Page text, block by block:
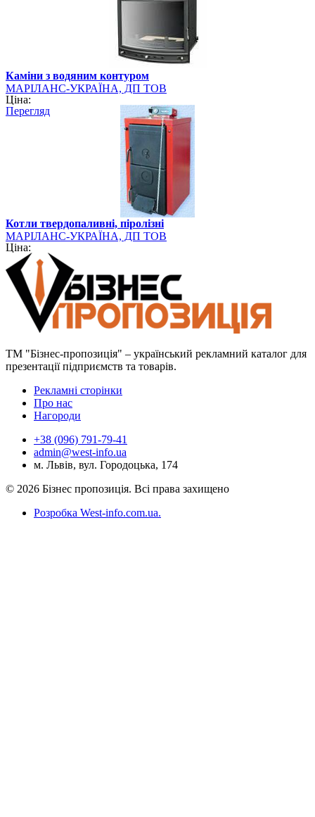
Каміни з водяним контуром
МАРІЛАНС-УКРАЇНА, ДП ТОВ
Ціна:
Перегляд
Котли твердопаливні, піролізні
МАРІЛАНС-УКРАЇНА, ДП ТОВ
Ціна:
ТМ "Бізнес-пропозиція" – український рекламний каталог для
презентації підприємств та товарів.
Рекламні сторінки
Про нас
Нагороди
+38 (096) 791-79-41
admin@west-info.ua
м. Львів, вул. Городоцька, 174
© 2026 Бізнес пропозиція. Всі права захищено
Розробка West-info.com.ua.